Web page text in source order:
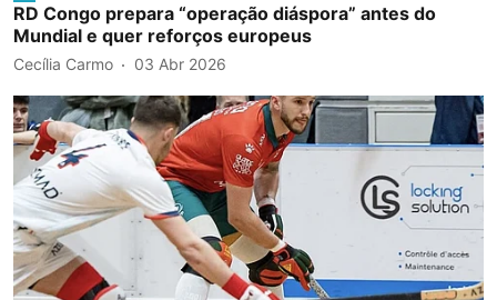
RD Congo prepara “operação diáspora” antes do
Mundial e quer reforços europeus
Cecília Carmo 03 Abr 2026